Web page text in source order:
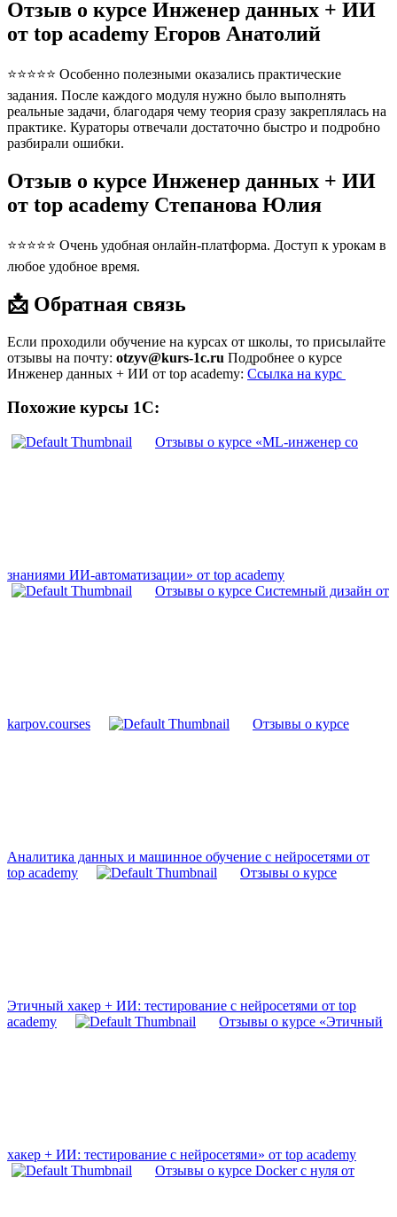
Отзыв о курсе Инженер данных + ИИ
от top academy Егоров Анатолий
⭐⭐⭐⭐⭐ Особенно полезными оказались практические
задания. После каждого модуля нужно было выполнять
реальные задачи, благодаря чему теория сразу закреплялась на
практике. Кураторы отвечали достаточно быстро и подробно
разбирали ошибки.
Отзыв о курсе Инженер данных + ИИ
от top academy Степанова Юлия
⭐⭐⭐⭐⭐ Очень удобная онлайн-платформа. Доступ к урокам в
любое удобное время.
📩 Обратная связь
Если проходили обучение на курсах от школы, то присылайте
отзывы на почту: otzyv@kurs-1c.ru Подробнее о курсе
Инженер данных + ИИ от top academy: Ссылка на курс
Похожие курсы 1С:
Отзывы о курсе «ML-инженер со
знаниями ИИ-автоматизации» от top academy
Отзывы о курсе Системный дизайн от
karpov.courses Отзывы о курсе
Аналитика данных и машинное обучение с нейросетями от
top academy
Отзывы о курсе
Этичный хакер + ИИ: тестирование с нейросетями от top
academy
Отзывы о курсе «Этичный
хакер + ИИ: тестирование с нейросетями» от top academy
Отзывы о курсе Docker с нуля от